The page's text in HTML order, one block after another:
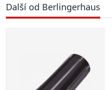
Další od Berlingerhaus